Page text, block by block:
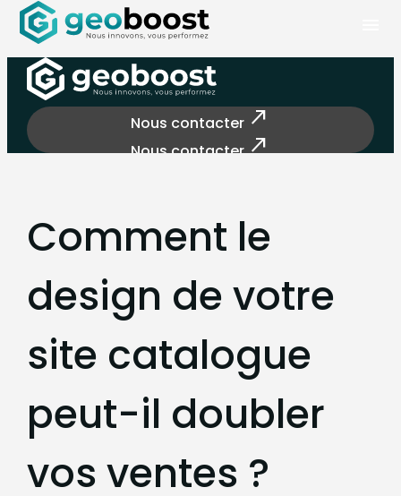
Nous contacter north_east
Nous contacternorth_east
Comment le
design de votre
site catalogue
peut-il doubler
vos ventes ?
Panneau de gestion des cookies